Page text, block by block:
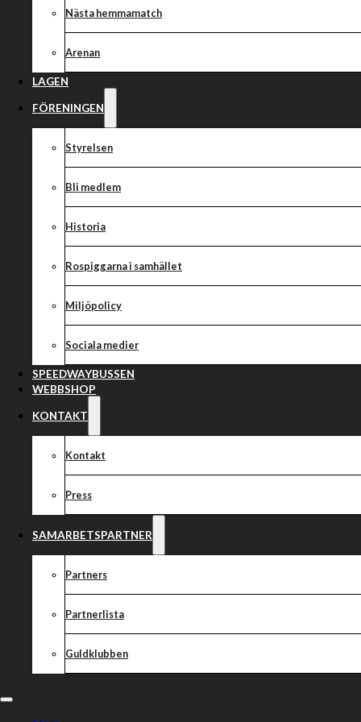
Nästa hemmamatch
Arenan
LAGEN
FÖRENINGEN
Styrelsen
Bli medlem
Historia
Rospiggarna i samhället
Miljöpolicy
Sociala medier
SPEEDWAYBUSSEN
WEBBSHOP
KONTAKT
Kontakt
Press
SAMARBETSPARTNER
Partners
Partnerlista
Guldklubben
Alla nyheter
1 januari 1970
rospiggarna
Två matcher på två dagar. Fem viktiga poäng står på spel och för
hemma i Hallstavik under morgondagen.…